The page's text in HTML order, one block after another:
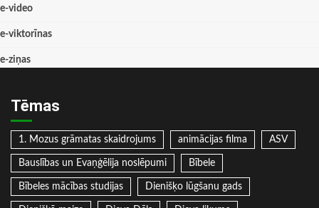
e-video
e-viktorīnas
e-ziņas
Tēmas
1. Mozus grāmatas skaidrojums animācijas filma ASV
Bauslības un Evaņģēlija noslēpumi Bībele
Bībeles mācības studijas Dienišķo lūgšanu gads